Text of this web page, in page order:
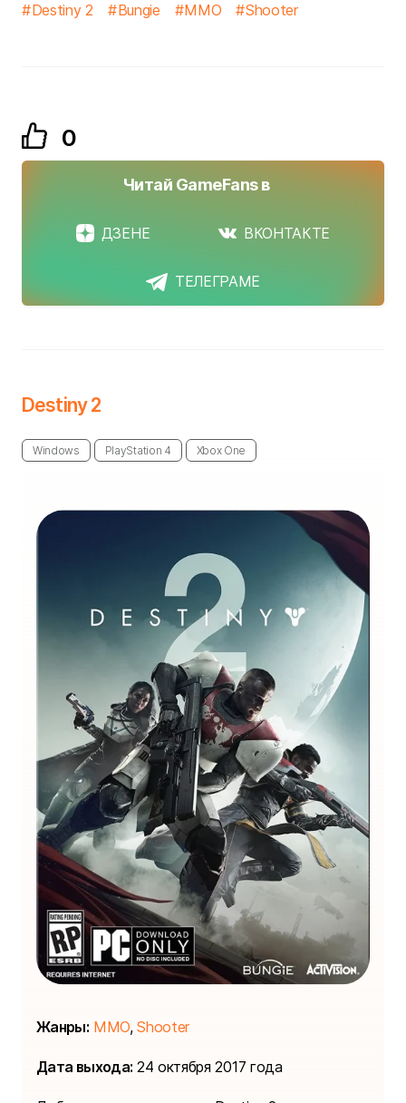
Destiny 2 Bungie MMO Shooter
0
Читай GameFans в
ДЗЕНЕ ВКОНТАКТЕ
ТЕЛЕГРАМЕ
Destiny 2
Windows PlayStation 4 Xbox One
Жанры: MMO,Shooter
Дата выхода: 24 октября 2017 года